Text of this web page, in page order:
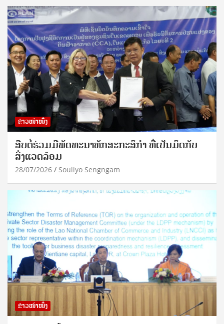
ຂ່າວໜ້າໜຶ່ງ
ສືບຕໍ່ຮ່ວມມືພັດທະນາທັກສະກະສິກຳ ທີ່ເປັນມິດກັບ
ສິ່ງແວດລ້ອມ
28/07/2026 Souliyo Sengngam
ຂ່າວໜ້າໜຶ່ງ